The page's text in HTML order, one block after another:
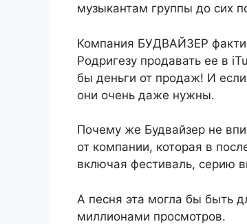
музыкантам группы до сих
Компания БУДВАЙЗЕР
Родригезу продавать ее в
бы деньги от продаж! И
они очень даже нужны.
Почему же Будвайзер не
от компании, которая в
включая фестиваль, серию
А песня эта могла бы быть
миллионами просмотров.